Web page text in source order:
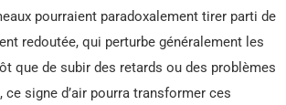
pourraient paradoxalement tirer parti de
redoutée, qui perturbe généralement les
que de subir des retards ou des problèmes
signe d’air pourra transformer ces